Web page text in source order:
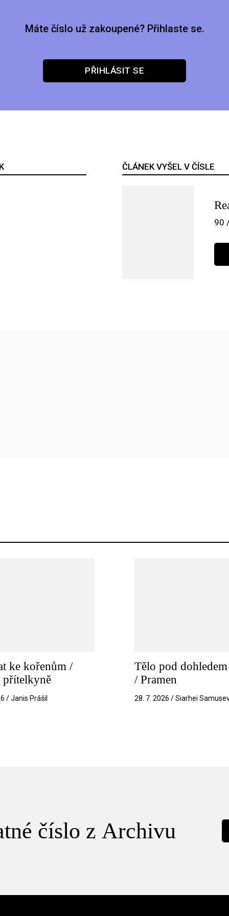
Máte číslo už zakoupené? Přihlaste se.
PŘIHLÁSIT SE
ČLÁNEK VYŠEL V ČÍSLE
90
ke kořenům /
přítelkyně
/ Janis Prášil
Tělo pod
/ Pramen
28. 7. 2026 / Siarhei
číslo z Archivu